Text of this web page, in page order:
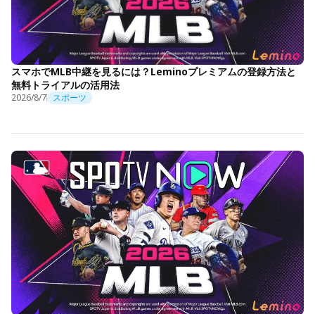
スマホでMLB中継を見るには？Leminoプレミアムの登録方法と
無料トライアルの活用法
2026/8/7 スポーツ